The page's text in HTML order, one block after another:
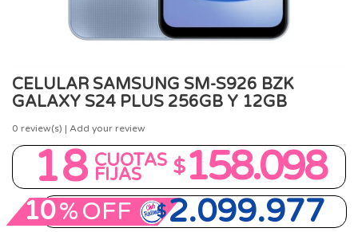
CELULAR SAMSUNG SM-S926 BZK
GALAXY S24 PLUS 256GB Y 12GB
0 review(s) | Add your review
18 CUOTAS
FIJAS $158.098
10%OFF $2.099.977